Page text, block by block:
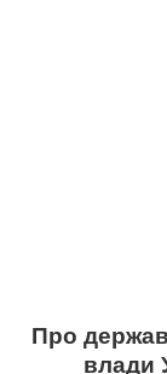
Про
влади